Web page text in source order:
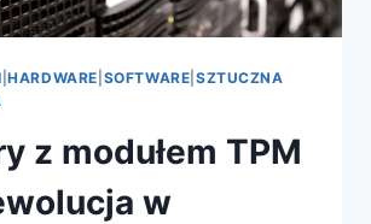
|HARDWARE SOFTWARE SZTUCZNA
z modułem TPM
w